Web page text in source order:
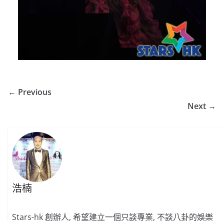
← Previous
Next →
浩楠
Stars-hk 創辦人, 希望建立一個只談專業, 不談八卦的娛樂